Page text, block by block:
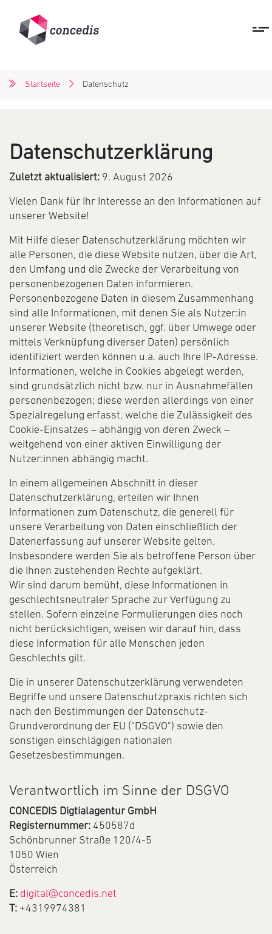
Startseite Datenschutz
Datenschutzerklärung
Zuletzt aktualisiert: 9. August 2026
Vielen Dank für Ihr Interesse an den Informationen auf
unserer Website!
Mit Hilfe dieser Datenschutzerklärung möchten wir
alle Personen, die diese Website nutzen, über die Art,
den Umfang und die Zwecke der Verarbeitung von
personenbezogenen Daten informieren.
Personenbezogene Daten in diesem Zusammenhang
sind alle Informationen, mit denen Sie als Nutzer:in
unserer Website (theoretisch, ggf. über Umwege oder
mittels Verknüpfung diverser Daten) persönlich
identifiziert werden können u.a. auch Ihre IP-Adresse.
Informationen, welche in Cookies abgelegt werden,
sind grundsätzlich nicht bzw. nur in Ausnahmefällen
personenbezogen; diese werden allerdings von einer
Spezialregelung erfasst, welche die Zulässigkeit des
Cookie-Einsatzes – abhängig von deren Zweck –
weitgehend von einer aktiven Einwilligung der
Nutzer:innen abhängig macht.
In einem allgemeinen Abschnitt in dieser
Datenschutzerklärung, erteilen wir Ihnen
Informationen zum Datenschutz, die generell für
unsere Verarbeitung von Daten einschließlich der
Datenerfassung auf unserer Website gelten.
Insbesondere werden Sie als betroffene Person über
die Ihnen zustehenden Rechte aufgeklärt.
Wir sind darum bemüht, diese Informationen in
geschlechtsneutraler Sprache zur Verfügung zu
stellen. Sofern einzelne Formulierungen dies noch
nicht berücksichtigen, weisen wir darauf hin, dass
diese Information für alle Menschen jeden
Geschlechts gilt.
Die in unserer Datenschutzerklärung verwendeten
Begriffe und unsere Datenschutzpraxis richten sich
nach den Bestimmungen der Datenschutz-
Grundverordnung der EU ("DSGVO") sowie den
sonstigen einschlägigen nationalen
Gesetzesbestimmungen.
Verantwortlich im Sinne der DSGVO
CONCEDIS Digtialagentur GmbH
Registernummer: 450587d
Schönbrunner Straße 120/4-5
1050 Wien
Österreich
E: digital@concedis.net
T: +4319974381